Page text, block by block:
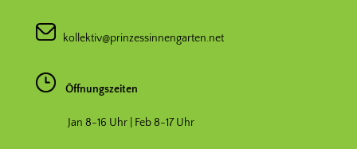
kollektiv@prinzessinnengarten.net
Öffnungszeiten
Jan 8-16 Uhr | Feb 8-17 Uhr